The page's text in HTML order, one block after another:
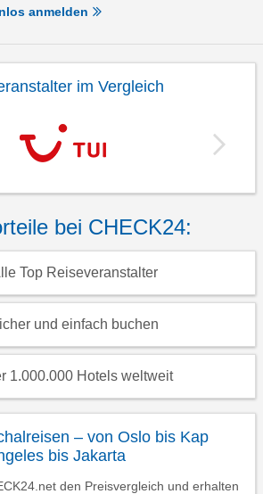
anmelden
im Vergleich
bei CHECK24:
Top Reiseveranstalter
und einfach buchen
1.000.000 Hotels weltweit
– von Oslo bis Kap
bis Jakarta
den Preisvergleich und erhalten